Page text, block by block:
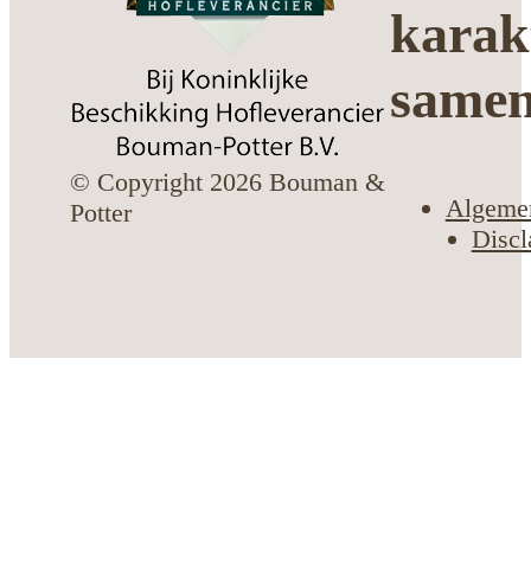
© Copyright 2026 Bouman &
Potter